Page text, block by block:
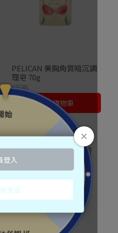
PELICAN 美胸角質暗沉調
理皂 70g
¥598
加入購物車